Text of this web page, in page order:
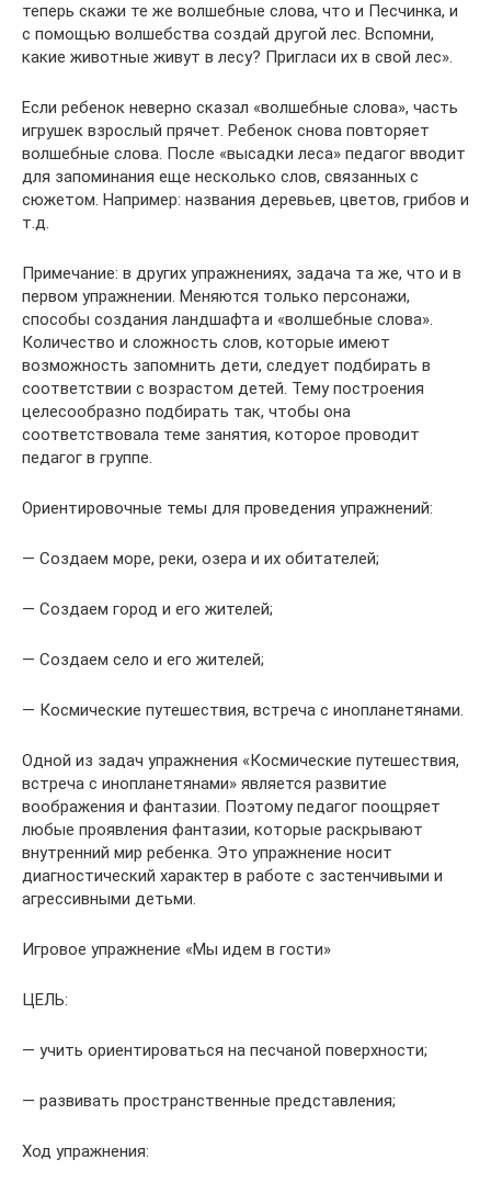
теперь скажи те же волшебные слова, что и Песчинка, и
с помощью волшебства создай другой лес. Вспомни,
какие животные живут в лесу? Пригласи их в свой лес».
Если ребенок неверно сказал «волшебные слова», часть
игрушек взрослый прячет. Ребенок снова повторяет
волшебные слова. После «высадки леса» педагог вводит
для запоминания еще несколько слов, связанных с
сюжетом. Например: названия деревьев, цветов, грибов и
т.д.
Примечание: в других упражнениях, задача та же, что и в
первом упражнении. Меняются только персонажи,
способы создания ландшафта и «волшебные слова».
Количество и сложность слов, которые имеют
возможность запомнить дети, следует подбирать в
соответствии с возрастом детей. Тему построения
целесообразно подбирать так, чтобы она
соответствовала теме занятия, которое проводит
педагог в группе.
Ориентировочные темы для проведения упражнений:
— Создаем море, реки, озера и их обитателей;
— Создаем город и его жителей;
— Создаем село и его жителей;
— Космические путешествия, встреча с инопланетянами.
Одной из задач упражнения «Космические путешествия,
встреча с инопланетянами» является развитие
воображения и фантазии. Поэтому педагог поощряет
любые проявления фантазии, которые раскрывают
внутренний мир ребенка. Это упражнение носит
диагностический характер в работе с застенчивыми и
агрессивными детьми.
Игровое упражнение «Мы идем в гости»
ЦЕЛЬ:
— учить ориентироваться на песчаной поверхности;
— развивать пространственные представления;
Ход упражнения: